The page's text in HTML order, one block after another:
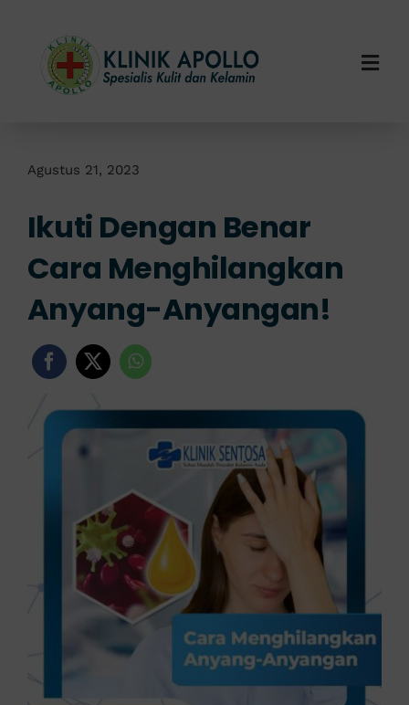
content
Layanan Kami
Info Klinik
Agustus 21, 2023
Ikuti Dengan Benar
Cara Menghilangkan
Anyang-Anyangan!